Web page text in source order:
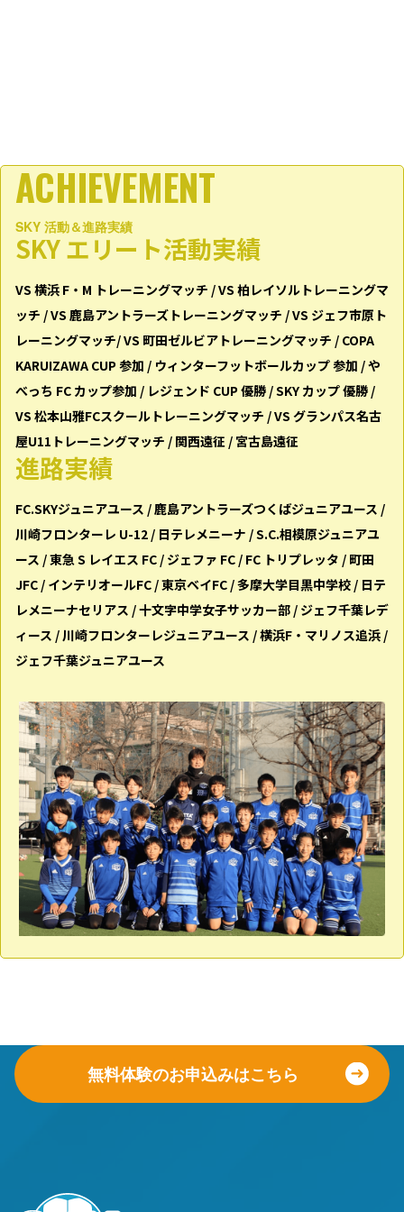
ACHIEVEMENT
SKY 活動＆進路実績
SKY エリート活動実績
VS 横浜 F・M トレーニングマッチ / VS 柏レイソルトレーニングマ
ッチ / VS ⿅島アントラーズトレーニングマッチ / VS ジェフ市原ト
レーニングマッチ/ VS 町⽥ゼルビアトレーニングマッチ / COPA
KARUIZAWA CUP 参加 / ウィンターフットボールカップ 参加 / や
べっち FC カップ参加 / レジェンド CUP 優勝 / SKY カップ 優勝 /
VS 松本山雅FCスクールトレーニングマッチ / VS グランパス名古
屋U11トレーニングマッチ / 関⻄遠征 / 宮古島遠征
進路実績
FC.SKYジュニアユース / ⿅島アントラーズつくばジュニアユース /
川崎フロンターレ U-12 / ⽇テレメニーナ / S.C.相模原ジュニアユ
ース / 東急 S レイエス FC / ジェファ FC / FC トリプレッタ / 町⽥
JFC / インテリオールFC / 東京ベイFC / 多摩大学目黒中学校 / 日テ
レメニーナセリアス / 十文字中学女子サッカー部 / ジェフ千葉レデ
ィース / 川崎フロンターレジュニアユース / 横浜F・マリノス追浜 /
ジェフ千葉ジュニアユース
無料体験のお申込みはこちら